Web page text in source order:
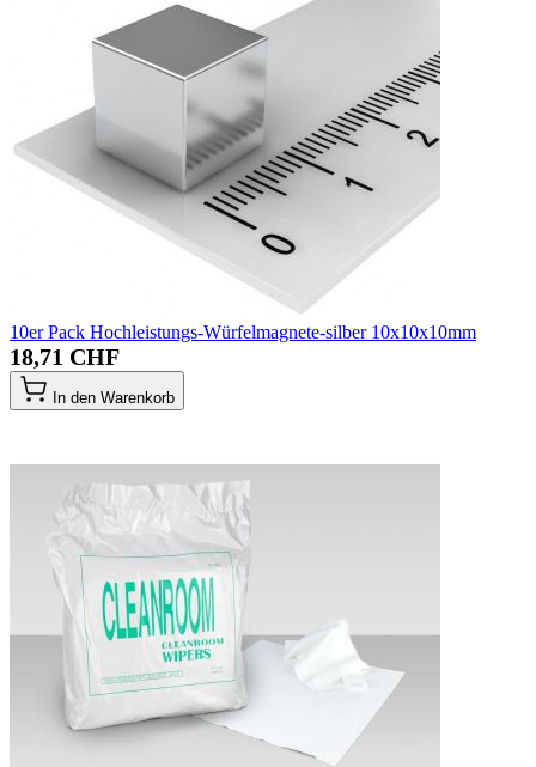
10er Pack Hochleistungs-Würfelmagnete-silber 10x10x10mm
18,71 CHF
In den Warenkorb